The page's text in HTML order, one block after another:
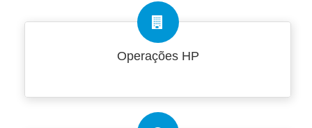
Operações HP